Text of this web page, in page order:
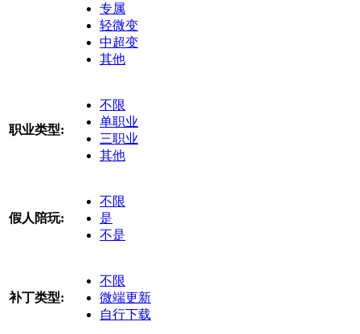
专属
轻微变
中超变
其他
职业类型:
不限
单职业
三职业
其他
假人陪玩:
不限
是
不是
补丁类型:
不限
微端更新
自行下载